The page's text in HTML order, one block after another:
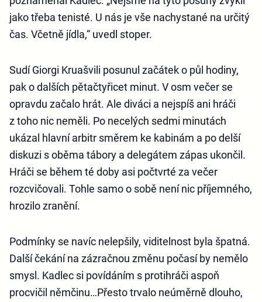
jako třeba tenisté. U nás je vše nachystané na určitý
čas. Včetně jídla,“ uvedl stoper.
Sudí Giorgi Kruašvili posunul začátek o půl hodiny,
pak o dalších pětačtyřicet minut. V osm večer se
opravdu začalo hrát. Ale diváci a nejspíš ani hráči
z toho nic neměli. Po necelých sedmi minutách
ukázal hlavní arbitr směrem ke kabinám a po delší
diskuzi s oběma tábory a delegátem zápas ukončil.
Hráči se během té doby asi počtvrté za večer
rozcvičovali. Tohle samo o sobě není nic příjemného,
hrozilo zranění.
Podmínky se navíc nelepšily, viditelnost byla špatná.
Další čekání na zázračnou změnu počasí by nemělo
smysl. Kadlec si povídáním s protihráči aspoň
procvičil němčinu…Přesto trvalo neúměrně dlouho,